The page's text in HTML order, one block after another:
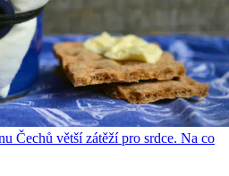
Čechů větší zátěží pro srdce. Na co